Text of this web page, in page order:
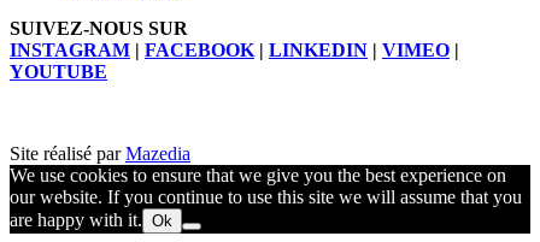
SUIVEZ-NOUS SUR
INSTAGRAM | FACEBOOK | LINKEDIN | VIMEO |
YOUTUBE
Site réalisé parMazedia
We use cookies to ensure that we give you the best experience on
our website. If you continue to use this site we will assume that you
are happy with it. Ok